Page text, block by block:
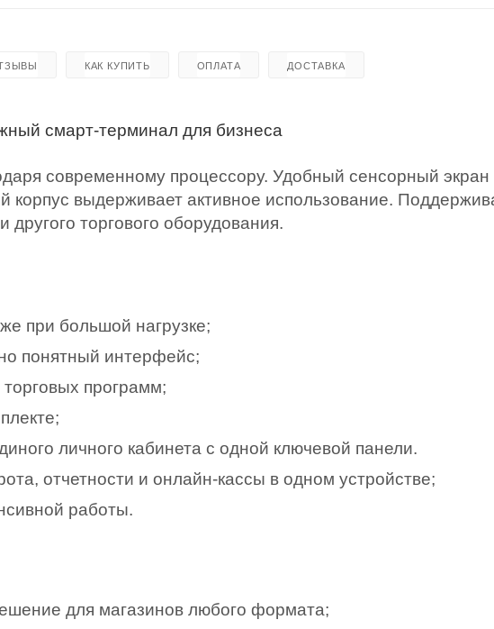
КАК КУПИТЬ ОПЛАТА ДОСТАВКА
смарт-терминал для бизнеса
современному процессору. Удобный сенсорный экран
корпус выдерживает активное использование.
торгового оборудования.
при большой нагрузке;
понятный интерфейс;
программ;
личного кабинета с одной ключевой панели.
отчетности и онлайн-кассы в одном устройстве;
работы.
для магазинов любого формата;